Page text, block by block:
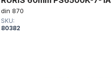
din 870
SKU:
80382